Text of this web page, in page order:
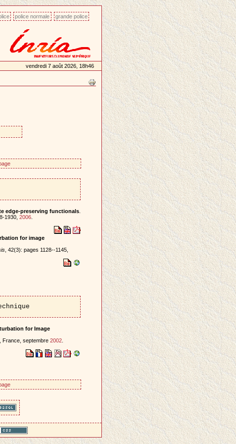
police normale grande police
vendredi 7 août 2026, 18h46
edge-preserving functionals.
1930, 2006.
for image
, 42(3): pages 1128--1145,
for Image
France, septembre 2002.